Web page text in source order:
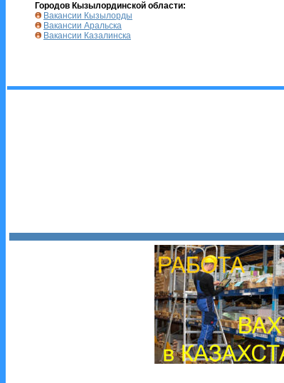
Городов Кызылординской области:
Вакансии Кызылорды
Вакансии Аральска
Вакансии Казалинска